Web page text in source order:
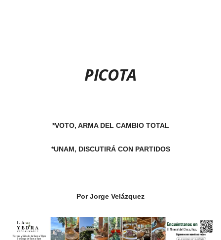
PICOTA
*VOTO, ARMA DEL CAMBIO TOTAL
*UNAM, DISCUTIRÁ CON PARTIDOS
Por Jorge Velázquez